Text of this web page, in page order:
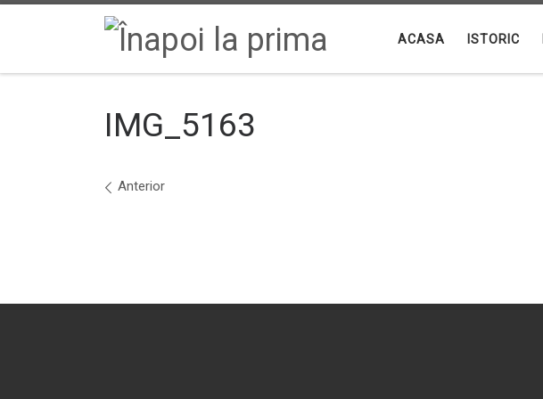
Sari la conținut
ACASA ISTORIC
IMG_5163
Navigare în imagini
Anterior